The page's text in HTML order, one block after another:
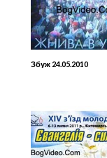
Збуж 24.05.2010